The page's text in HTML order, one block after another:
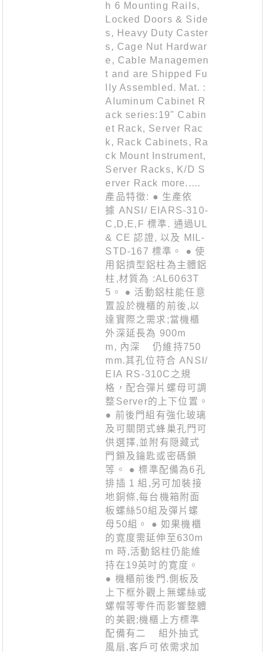
h 6 Mounting Rails,
Locked Doors & Side
s, Heavy Duty Caster
s, Cage Nut Hardwar
e, Cable Managemen
t and are Shipped Fu
lly Assembled. Mat. :
Aluminum Cabinet R
ack series:19" Cabin
et Rack, Server Rac
k, Rack Cabinets, Ra
ck Mount Instrument,
Server Racks, K/D S
erver Rack more.....
產品特徵: ● 生產依
據 ANSI/ EIARS-310-
C,D,E,F 標準. 通過UL
& CE 認證, 以及 MIL-
STD-167 標準。 ● 使
用鋁擠型鋁柱為主體鋁
柱,材質為 :AL6063T
5。 ● 活動鋁柱能任意
置設於機櫃的前後,以
達實際之需求;當機櫃
外深延長為 900m
m, 內深 仍維持750
mm.其孔位符合 ANSI/
EIA RS-310C之規
格，配合彈片螺母可調
整Server的上下位置。
● 前後門組有強化玻璃
及可關閉式蜂巢孔門可
供選擇,並附有隠藏式
門鎖及鑰匙或密碼鎖
等。 ● 標準配備為6孔
排插 1 組,另可加裝接
地銅條,每台機箱附面
板螺絲50組及彈片螺
母50組。 ● 如果機櫃
的寛度需延伸至630m
m 時,活動鋁柱仍能維
持在19英吋的寛度。
● 機櫃前後門.側板及
上下框外觀上無螺絲或
螺帽等零件而影響整體
的美觀;機櫃上方標準
配備有二 組外抽式
風扇,客戶可依需求加